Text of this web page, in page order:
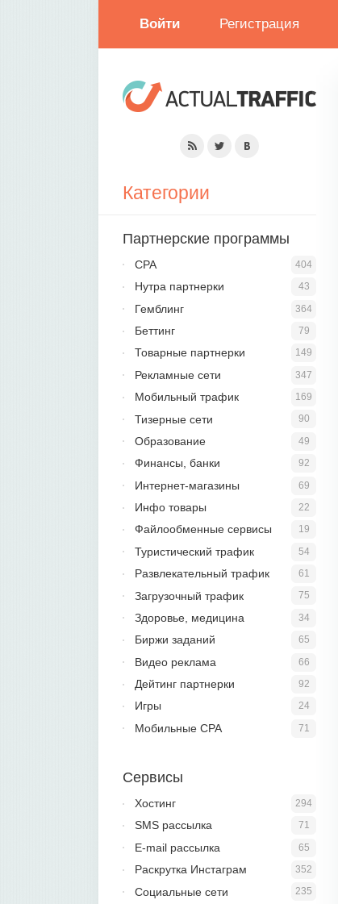
Войти Регистрация
Категории
Партнерские программы
404
CPA
43
Нутра партнерки
364
Гемблинг
79
Беттинг
149
Товарные партнерки
347
Рекламные сети
169
Мобильный трафик
90
Тизерные сети
49
Образование
92
Финансы, банки
69
Интернет-магазины
22
Инфо товары
19
Файлообменные сервисы
54
Туристический трафик
61
Развлекательный трафик
75
Загрузочный трафик
34
Здоровье, медицина
65
Биржи заданий
66
Видео реклама
92
Дейтинг партнерки
24
Игры
71
Мобильные CPA
Сервисы
294
Хостинг
71
SMS рассылка
65
E-mail рассылка
352
Раскрутка Инстаграм
235
Социальные сети